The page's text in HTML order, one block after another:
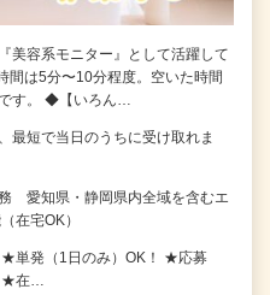
美容系モニター』として活躍して
間は5分〜10分程度。空いた時間
す。 ◆【いろん…
短で当日のうちに受け取れま
愛知県・静岡県内全域を含むエ
在宅OK）
★単発（1日のみ）OK！ ★応募
★在…